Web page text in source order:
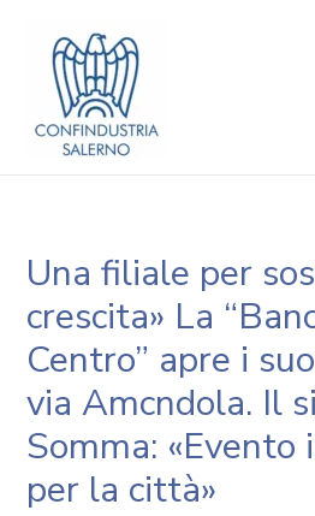
contenuto
Una filiale per
crescita» La
Centro” apre i
via Amcndola. Il
Somma:
per la città»
articoli